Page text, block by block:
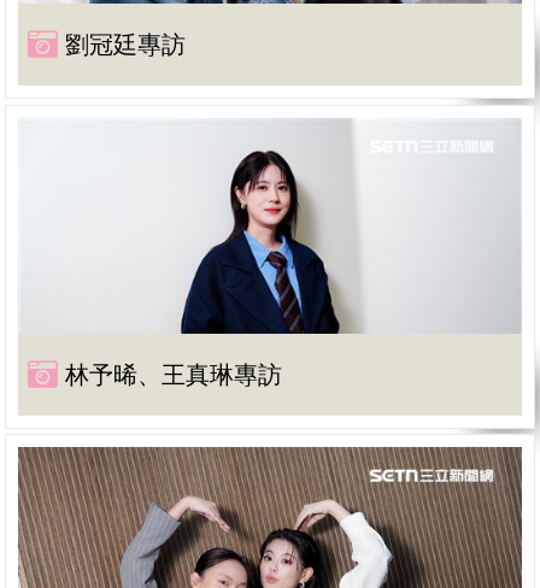
劉冠廷專訪
林予晞、王真琳專訪